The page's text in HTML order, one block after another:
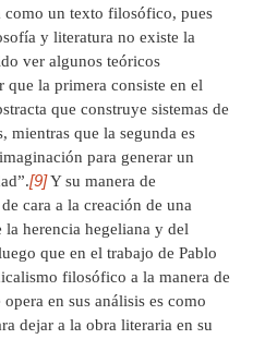
como un texto filosófico, pues
y literatura no existe la
ver algunos teóricos
que la primera consiste en el
que construye sistemas de
mientras que la segunda es
para generar un
[9]Y su manera de
cara a la creación de una
herencia hegeliana y del
que en el trabajo de Pablo
filosófico a la manera de
en sus análisis es como
dejar a la obra literaria en su